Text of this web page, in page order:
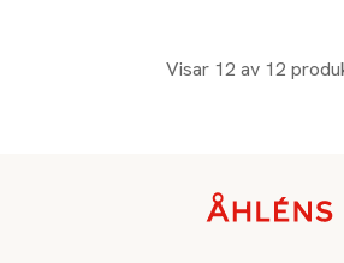
Visar 12 av 12